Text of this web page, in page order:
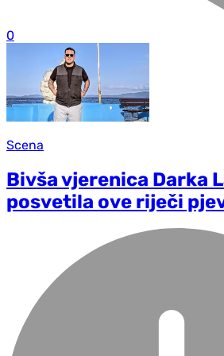
0
Scena
Bivša vjerenica Darka
posvetila ove riječi